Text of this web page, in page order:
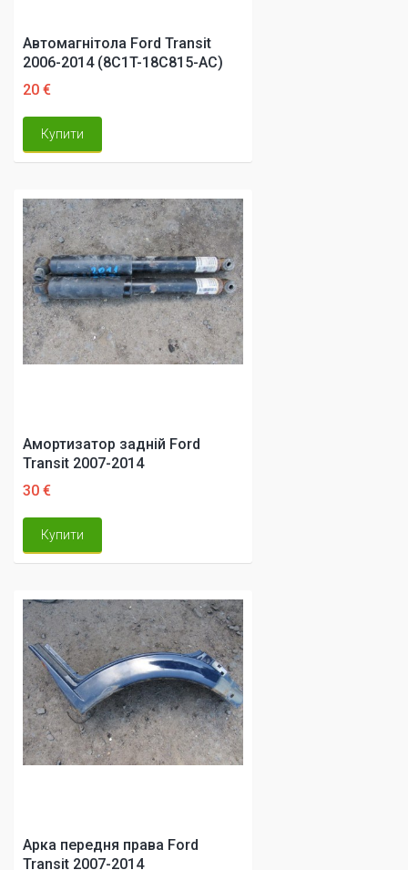
Автомагнітола Ford Transit
2006-2014 (8C1T-18C815-AC)
20 €
Купити
Амортизатор задній Ford
Transit 2007-2014
30 €
Купити
Арка передня права Ford
Transit 2007-2014